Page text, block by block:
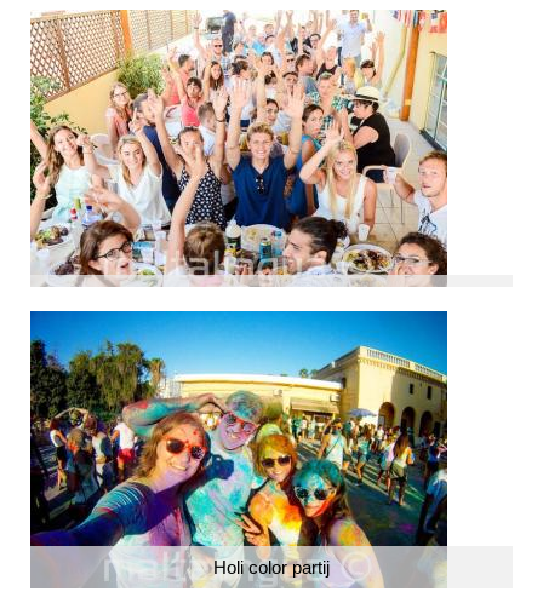
Holi color partij